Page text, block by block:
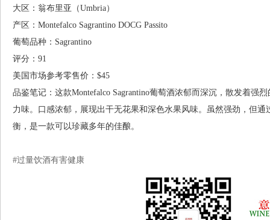
大区：翁布里亚（Umbria）
产区：Montefalco Sagrantino DOCG Passito
葡萄品种：Sagrantino
评分：91
美国市场参考零售价：$45
品鉴笔记：这款Montefalco Sagrantino葡萄酒浓郁而深沉，散发着强
力味。口感浓郁，展现出干无花果和深色水果风味。虽然强劲，但
衡，是一款可以珍藏多年的佳酿。
#过量饮酒有害健康